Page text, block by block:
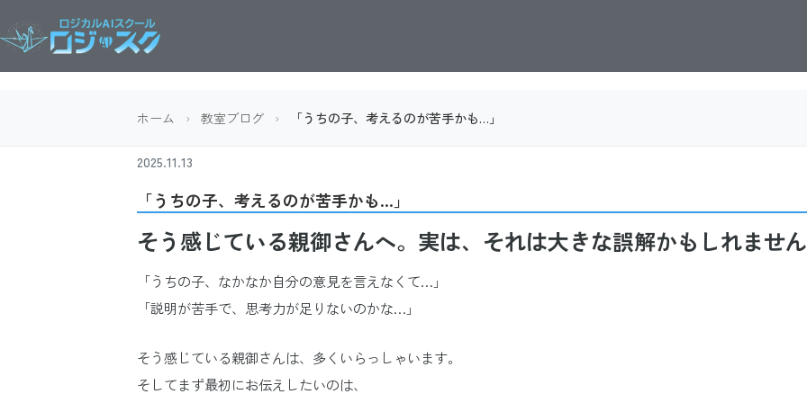
ホーム › 教室ブログ › 「うちの子、考えるのが苦手かも…」
2025.11.13
「うちの子、考えるのが苦手かも…」
そう感じている親御さんへ。実は、それは大きな誤解かもしれませ
「うちの子、なかなか自分の意見を言えなくて…」
「説明が苦手で、思考力が足りないのかな…」
そう感じている親御さんは、多くいらっしゃいます。
そしてまず最初にお伝えしたいのは、